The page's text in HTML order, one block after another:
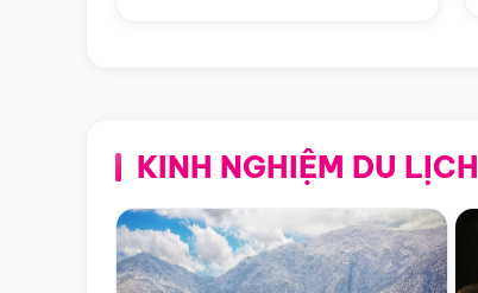
KINH NGHIỆM DU LỊCH